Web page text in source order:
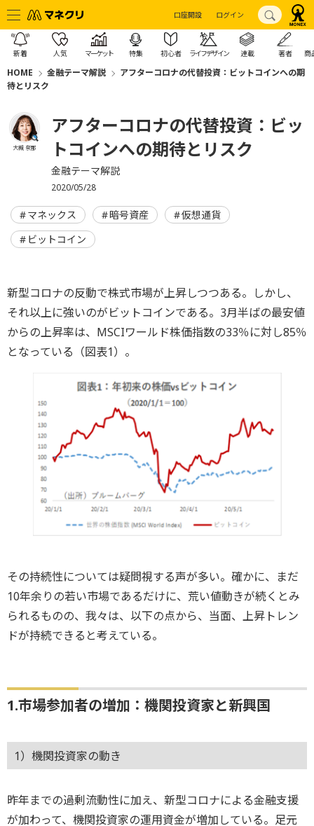
口座開設 ログイン
新着 人気 マーケット 特集 初心者 ライフデザイン 連載 著者 商
HOME 金融テーマ解説
アフターコロナの代替投資：ビットコインへの期
待とリスク
大槻 奈那
アフターコロナの代替投資：ビッ
トコインへの期待とリスク
金融テーマ解説
2020/05/28
マネックス 暗号資産
仮想通貨
ビットコイン
新型コロナの反動で株式市場が上昇しつつある。しかし、
それ以上に強いのがビットコインである。3月半ばの最安値
からの上昇率は、MSCIワールド株価指数の33％に対し85％
となっている（図表1）。
その持続性については疑問視する声が多い。確かに、まだ
10年余りの若い市場であるだけに、荒い値動きが続くとみ
られるものの、我々は、以下の点から、当面、上昇トレン
ドが持続できると考えている。
1.市場参加者の増加：機関投資家と新興国
1）機関投資家の動き
昨年までの過剰流動性に加え、新型コロナによる金融支援
が加わって、機関投資家の運用資金が増加している。足元